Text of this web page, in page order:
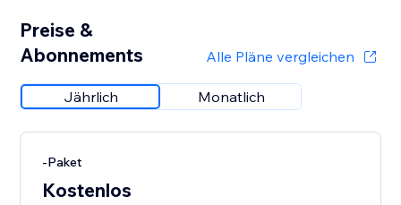
Preise &
Abonnements
Alle Pläne vergleichen
Jährlich Monatlich
-Paket
Kostenlos